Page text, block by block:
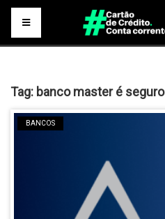
Tag: banco master é seguro
BANCOS